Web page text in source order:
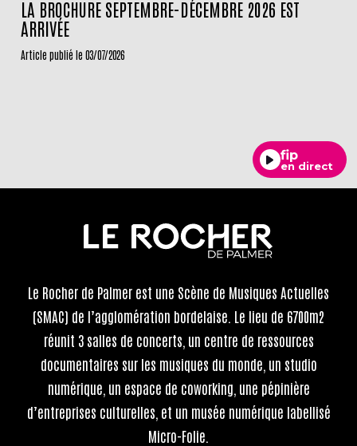
LA BROCHURE SEPTEMBRE-DÉCEMBRE 2026 EST
ARRIVÉE
Article publié le 03/07/2026
fip
en direct
Le Rocher de Palmer est une Scène de Musiques Actuelles
(SMAC) de l’agglomération bordelaise. Le lieu de 6700m2
réunit 3 salles de concerts, un centre de ressources
documentaires sur les musiques du monde, un studio
numérique, un espace de coworking, une pépinière
d’entreprises culturelles, et un musée numérique labellisé
Micro-Folie.